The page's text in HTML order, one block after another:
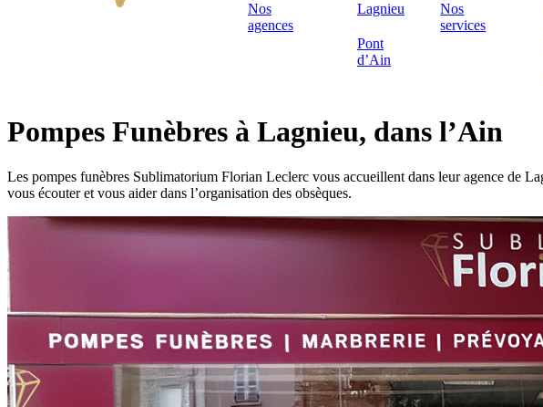
Nos
agences
Lagnieu
Pont
d’Ain
Nos
services
Pompes Funèbres à Lagnieu, dans l’Ain
Les pompes funèbres Sublimatorium Florian Leclerc vous accueillent dans leur agence de
vous écouter et vous aider dans l’organisation des obsèques.